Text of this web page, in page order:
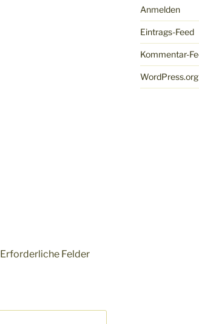
Erforderliche Felder
Anmelden
Eintrags-Feed
Kommentar-
WordPress.org